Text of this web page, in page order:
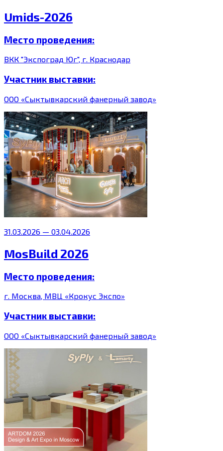
Umids-2026
Место проведения:
ВКК "Экспоград Юг", г. Краснодар
Участник выставки:
ООО «Сыктывкарский фанерный завод»
31.03.2026 — 03.04.2026
MosBuild 2026
Место проведения:
г. Москва, МВЦ «Крокус Экспо»
Участник выставки:
ООО «Сыктывкарский фанерный завод»